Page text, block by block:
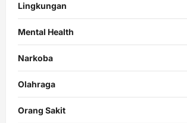
Lingkungan
Mental Health
Narkoba
Olahraga
Orang Sakit